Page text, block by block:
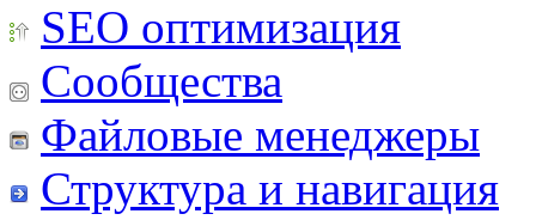
SEO оптимизация
Сообщества
Файловые менеджеры
Структура и навигация